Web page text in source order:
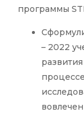
программы
– 2022